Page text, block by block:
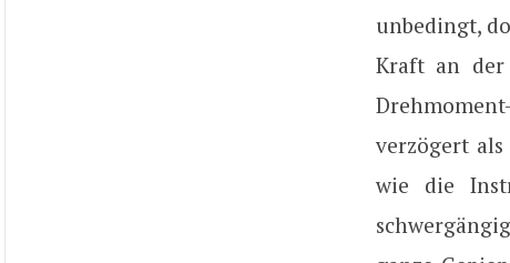
unbedingt,
Kraft an
verzögert
wie die